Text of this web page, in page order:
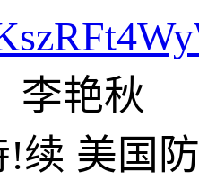
李艳秋
!续 美国